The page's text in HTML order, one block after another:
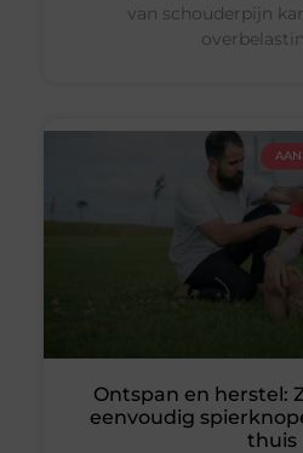
van schouderpijn
Ontspan en herstel:
eenvoudig
thuis